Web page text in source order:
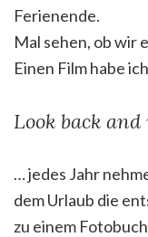
Ferienende.
Mal sehen, ob wir
Einen Film habe
Look back and
… jedes Jahr
dem Urlaub die
zu einem